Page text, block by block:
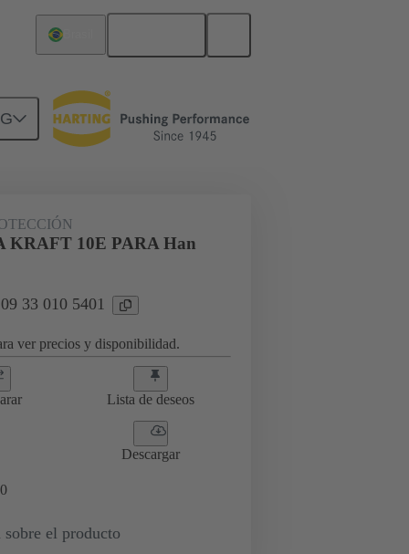
KRAFT 10E PARA Han
33 010 5401
ver precios y disponibilidad.
Lista de deseos
Descargar
0
sobre el producto